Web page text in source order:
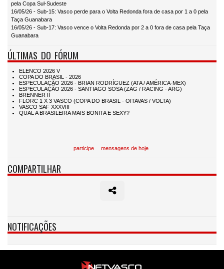
pela Copa Sul-Sudeste
16/05/26 - Sub-15: Vasco perde para o Volta Redonda fora de casa por 1 a 0 pela
Taça Guanabara
16/05/26 - Sub-17: Vasco vence o Volta Redonda por 2 a 0 fora de casa pela Taça
Guanabara
ÚLTIMAS DO FÓRUM
participe mensagens de hoje
COMPARTILHAR
NOTIFICAÇÕES